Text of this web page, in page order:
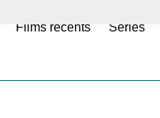
Films récents Séries